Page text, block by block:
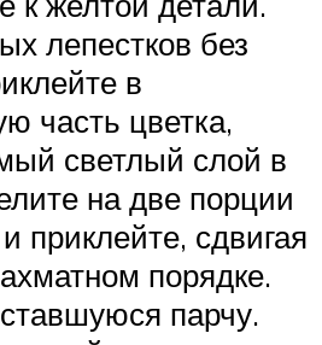
лепестков без
в
часть цветка,
светлый слой в
на две порции
приклейте, сдвигая
порядке.
парчу.